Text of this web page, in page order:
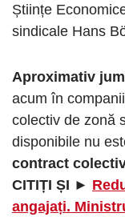
Științe
sindicale Hans
Aproximativ
acum în
colectiv de zonă
disponibile nu
contract
CITIȚI ȘI ►
angajați.